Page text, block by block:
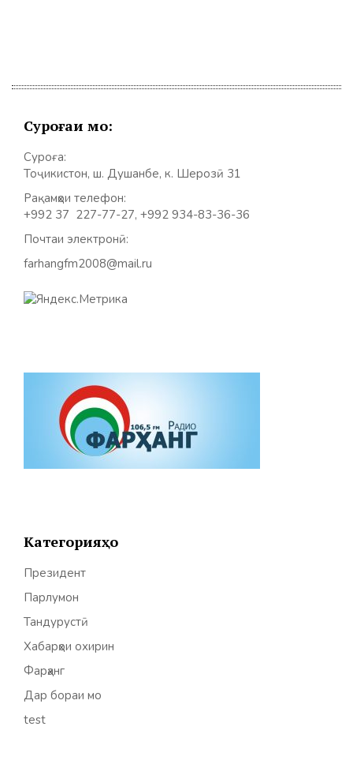
Суроғаи мо:
Суроға:
Тоҷикистон, ш. Душанбе, к. Шерозӣ 31
Рақамҳои телефон:
+992 37 227-77-27, +992 934-83-36-36
Почтаи электронӣ:
farhangfm2008@mail.ru
Категорияҳо
Президент
Парлумон
Тандурустӣ
Хабарҳои охирин
Фарҳанг
Дар бораи мо
test